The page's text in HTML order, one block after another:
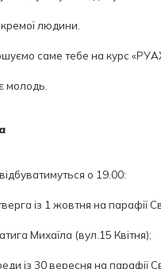
людини.
саме тебе на курс
молодь.
відбуватимуться о 19.00:
із 1 жовтня на парафії
Михаїла (вул.15 Квітня);
із 30 вересня на парафії